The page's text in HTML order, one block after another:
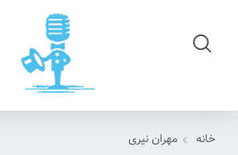
خانه مهران نیری